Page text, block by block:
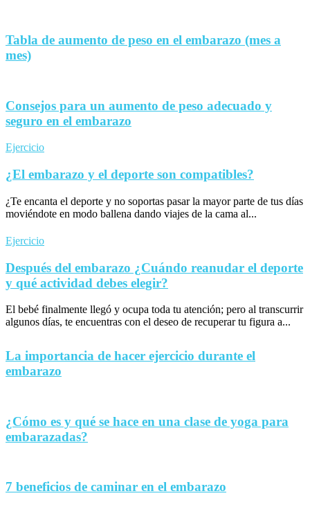
Tabla de aumento de peso en el embarazo (mes a
mes)
Consejos para un aumento de peso adecuado y
seguro en el embarazo
Ejercicio
¿El embarazo y el deporte son compatibles?
¿Te encanta el deporte y no soportas pasar la mayor parte de tus días
moviéndote en modo ballena dando viajes de la cama al...
Ejercicio
Después del embarazo ¿Cuándo reanudar el deporte
y qué actividad debes elegir?
El bebé finalmente llegó y ocupa toda tu atención; pero al transcurrir
algunos días, te encuentras con el deseo de recuperar tu figura a...
La importancia de hacer ejercicio durante el
embarazo
¿Cómo es y qué se hace en una clase de yoga para
embarazadas?
7 beneficios de caminar en el embarazo